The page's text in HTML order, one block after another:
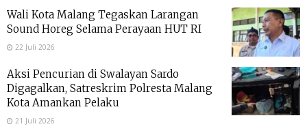
Wali Kota Malang Tegaskan Larangan
Sound Horeg Selama Perayaan HUT RI
22 Juli 2026
Aksi Pencurian di Swalayan Sardo
Digagalkan, Satreskrim Polresta Malang
Kota Amankan Pelaku
21 Juli 2026